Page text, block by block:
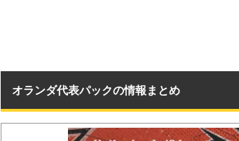
オランダ代表パックの情報まとめ